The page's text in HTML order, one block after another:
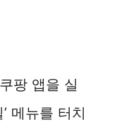
쿠팡 앱을 실
메뉴를 터치